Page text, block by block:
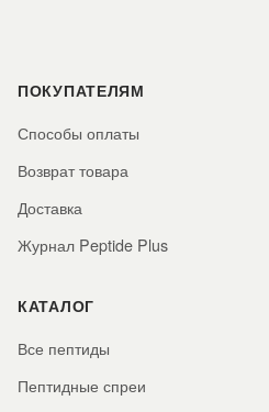
PubChem CID: 16131447
3. Структурные особенности
моста)
Длина цепи: 15 аминокислот
Ключевые аминокислоты:
стабилизирующую S-S связь
возможное взаимодействие
Гидрофобные остатки (Leu²,
ПОКУПАТЕЛЯМ
Способы оплаты
Возврат товара
Доставка
Журнал Peptide Plus
КАТАЛОГ
Все пептиды
Пептидные спреи